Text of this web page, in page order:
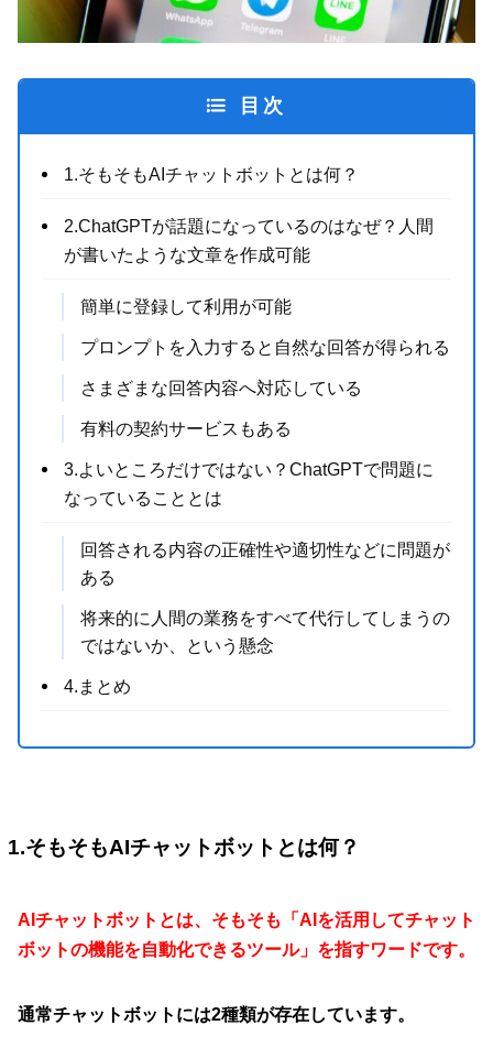
目次
1.そもそもAIチャットボットとは何？
2.ChatGPTが話題になっているのはなぜ？人間
が書いたような文章を作成可能
簡単に登録して利用が可能
プロンプトを入力すると自然な回答が得られる
さまざまな回答内容へ対応している
有料の契約サービスもある
3.よいところだけではない？ChatGPTで問題に
なっていることとは
回答される内容の正確性や適切性などに問題が
ある
将来的に人間の業務をすべて代行してしまうの
ではないか、という懸念
4.まとめ
1.そもそもAIチャットボットとは何？
AIチャットボットとは、そもそも「AIを活用してチャット
ボットの機能を自動化できるツール」を指すワードです。
通常チャットボットには2種類が存在しています。